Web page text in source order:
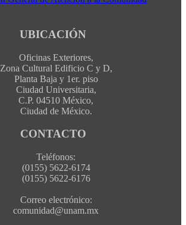
UBICACIÓN
Oficinas Exteriores,
Zona Cultural Edificio C y D,
Planta Baja y 1er. piso
Ciudad Universitaria,
C.P. 04510 México,
Ciudad de México.
CONTACTO
Teléfonos:
(0155) 5622-6174
(0155) 5622-6176
Correo electrónico:
comunidad@unam.mx